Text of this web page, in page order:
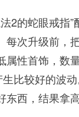
的蛇眼戒指”
次升级前，
性首饰，数
比较好的波
西，结果拿